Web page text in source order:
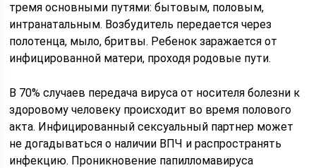
тремя основными путями: бытовым, половым,
интранатальным. Возбудитель передается через
полотенца, мыло, бритвы. Ребенок заражается от
инфицированной матери, проходя родовые пути.
В 70% случаев передача вируса от носителя болезни к
здоровому человеку происходит во время полового
акта. Инфицированный сексуальный партнер может
не догадываться о наличии ВПЧ и распространять
инфекцию. Проникновение папилломавируса